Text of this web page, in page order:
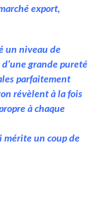
export,
un niveau de
grande pureté
parfaitement
révèlent à la fois
à chaque
mérite un coup de